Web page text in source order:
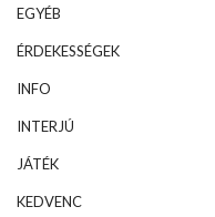
EGYÉB
ÉRDEKESSÉGEK
INFO
INTERJÚ
JÁTÉK
KEDVENC